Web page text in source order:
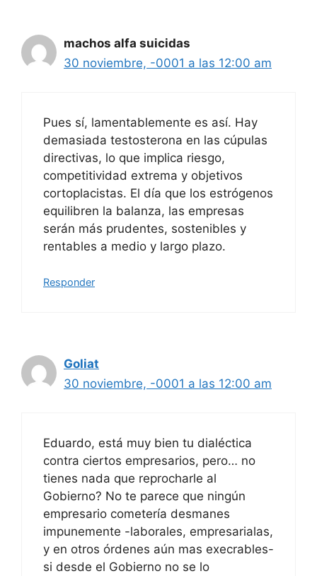
machos alfa suicidas
30 noviembre, -0001 a las 12:00 am
Pues sí, lamentablemente es así. Hay
demasiada testosterona en las cúpulas
directivas, lo que implica riesgo,
competitividad extrema y objetivos
cortoplacistas. El día que los estrógenos
equilibren la balanza, las empresas
serán más prudentes, sostenibles y
rentables a medio y largo plazo.
Responder
Goliat
30 noviembre, -0001 a las 12:00 am
Eduardo, está muy bien tu dialéctica
contra ciertos empresarios, pero… no
tienes nada que reprocharle al
Gobierno? No te parece que ningún
empresario cometería desmanes
impunemente -laborales, empresarialas,
y en otros órdenes aún mas execrables-
si desde el Gobierno no se lo